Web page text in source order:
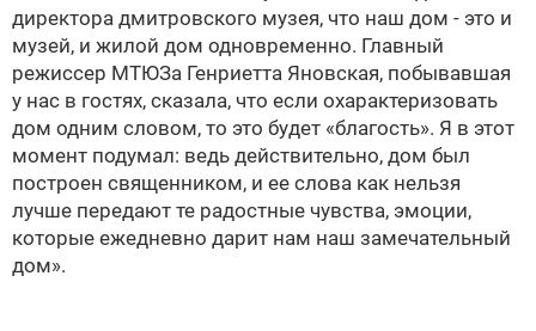
директора дмитровского музея, что наш дом - это и
музей, и жилой дом одновременно. Главный
режиссер МТЮЗа Генриетта Яновская, побывавшая
у нас в гостях, сказала, что если охарактеризовать
дом одним словом, то это будет «благость». Я в этот
момент подумал: ведь действительно, дом был
построен священником, и ее слова как нельзя
лучше передают те радостные чувства, эмоции,
которые ежедневно дарит нам наш замечательный
дом».